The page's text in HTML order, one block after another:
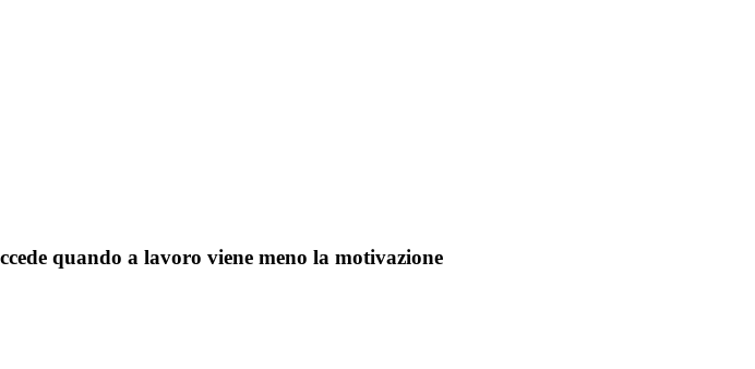
quando a lavoro viene meno la motivazione